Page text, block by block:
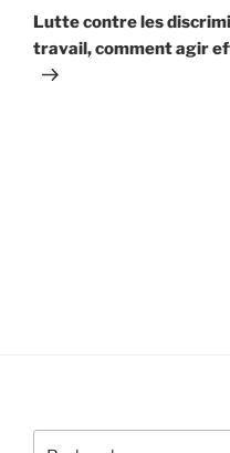
suivant
Lutte contre les
travail, comment agir